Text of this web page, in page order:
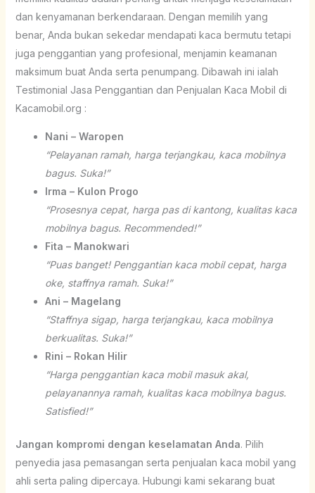
dan kenyamanan berkendaraan. Dengan memilih yang
benar, Anda bukan sekedar mendapati kaca bermutu tetapi
juga penggantian yang profesional, menjamin keamanan
maksimum buat Anda serta penumpang. Dibawah ini ialah
Testimonial Jasa Penggantian dan Penjualan Kaca Mobil di
Kacamobil.org :
Nani – Waropen
“Pelayanan ramah, harga terjangkau, kaca mobilnya
bagus. Suka!”
Irma – Kulon Progo
“Prosesnya cepat, harga pas di kantong, kualitas kaca
mobilnya bagus. Recommended!”
Fita – Manokwari
“Puas banget! Penggantian kaca mobil cepat, harga
oke, staffnya ramah. Suka!”
Ani – Magelang
“Staffnya sigap, harga terjangkau, kaca mobilnya
berkualitas. Suka!”
Rini – Rokan Hilir
“Harga penggantian kaca mobil masuk akal,
pelayanannya ramah, kualitas kaca mobilnya bagus.
Satisfied!”
Jangan kompromi dengan keselamatan Anda. Pilih
penyedia jasa pemasangan serta penjualan kaca mobil yang
ahli serta paling dipercaya. Hubungi kami sekarang buat